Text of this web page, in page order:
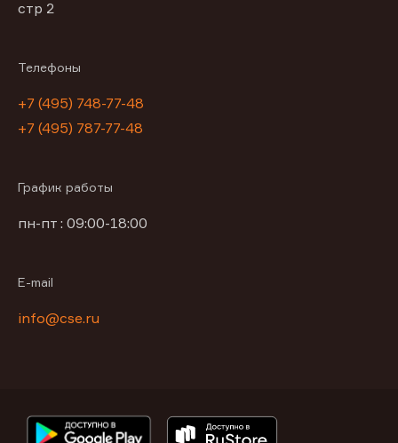
стр 2
Телефоны
+7 (495) 748-77-48
+7 (495) 787-77-48
График работы
пн-пт : 09:00-18:00
E-mail
info@cse.ru